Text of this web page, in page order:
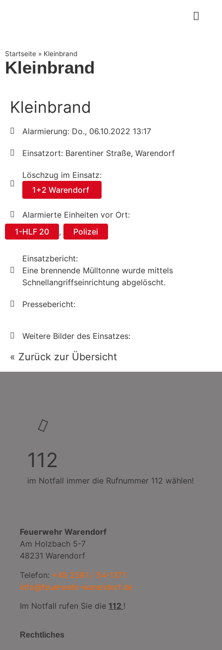
Startseite » Kleinbrand
Kleinbrand
Kleinbrand
Alarmierung: Do., 06.10.2022 13:17
Einsatzort: Barentiner Straße, Warendorf
Löschzug im Einsatz:
1+2 Warendorf
Alarmierte Einheiten vor Ort:
1-HLF 20
, Polizei
Einsatzbericht:
Eine brennende Mülltonne wurde mittels
Schnellangriffseinrichtung abgelöscht.
Pressebericht:
Weitere Bilder des Einsatzes:
« Zurück zur Übersicht
112
im Notfall immer die Rufnummer 112 wählen!
Feuerwehr Warendorf
Am Holzbach 5-7
48231 Warendorf
Telefon: +49 2581 / 54-1371
info@feuerwehr-warendorf.de
Im Notfall rufen Sie die 112 !
Rechtliches